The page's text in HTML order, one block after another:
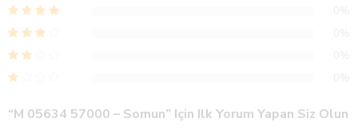
“M 05634 57000 – Somun” Için Ilk Yorum Yapan Siz Olun